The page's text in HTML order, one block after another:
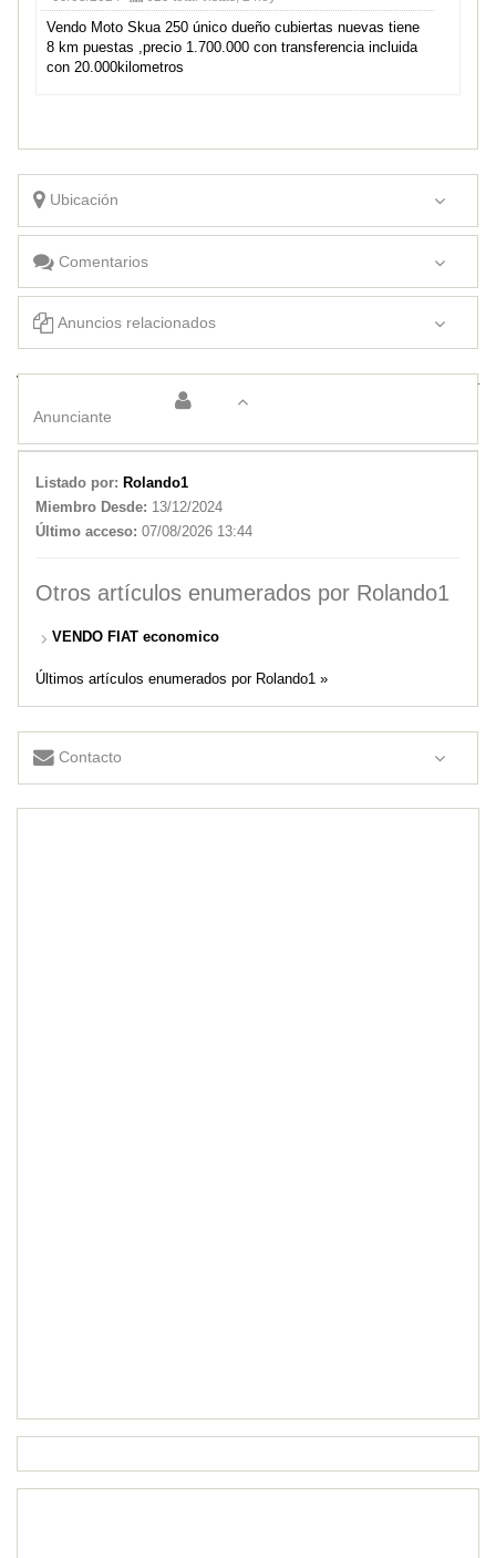
Vendo Moto Skua 250 único dueño cubiertas nuevas tiene
8 km puestas ,precio 1.700.000 con transferencia incluida
con 20.000kilometros
Ubicación
Comentarios
Anuncios relacionados
Vendo moto Skua 250 Vendo x OC Moto Benelli 2024
Anunciante
Listado por: Rolando1
Miembro Desde: 13/12/2024
Último acceso: 07/08/2026 13:44
Otros artículos enumerados por Rolando1
VENDO FIAT economico
Últimos artículos enumerados por Rolando1 »
Contacto